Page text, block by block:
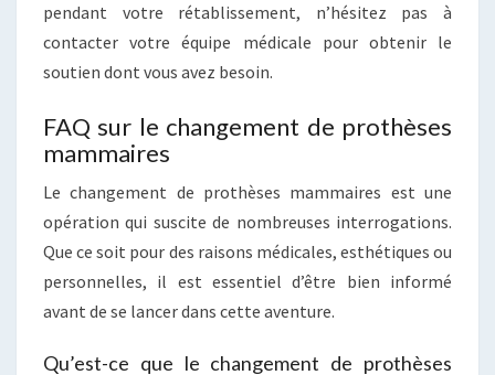
pendant votre rétablissement, n’hésitez pas à
contacter votre équipe médicale pour obtenir le
soutien dont vous avez besoin.
FAQ sur le changement de prothèses
mammaires
Le changement de prothèses mammaires est une
opération qui suscite de nombreuses interrogations.
Que ce soit pour des raisons médicales, esthétiques ou
personnelles, il est essentiel d’être bien informé
avant de se lancer dans cette aventure.
Qu’est-ce que le changement de prothèses